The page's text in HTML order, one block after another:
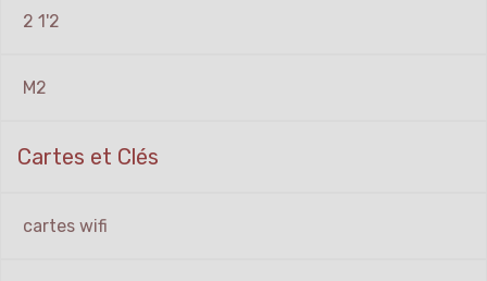
2 1'2
M2
Cartes et Clés
cartes wifi